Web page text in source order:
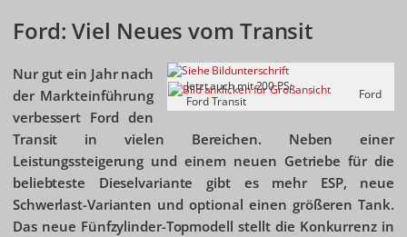
Ford: Viel Neues vom Transit
Jetzt auch mit 200 PS:
Ford Transit
Ford
Nur gut ein Jahr nach
der Markteinführung
verbessert Ford den
Transit in vielen Bereichen. Neben einer
Leistungssteigerung und einem neuen Getriebe für die
beliebteste Dieselvariante gibt es mehr ESP, neue
Schwerlast-Varianten und optional einen größeren Tank.
Das neue Fünfzylinder-Topmodell stellt die Konkurrenz in